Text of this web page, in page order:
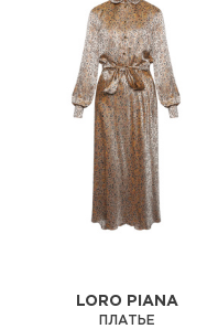
LORO PIANA
ПЛАТЬЕ